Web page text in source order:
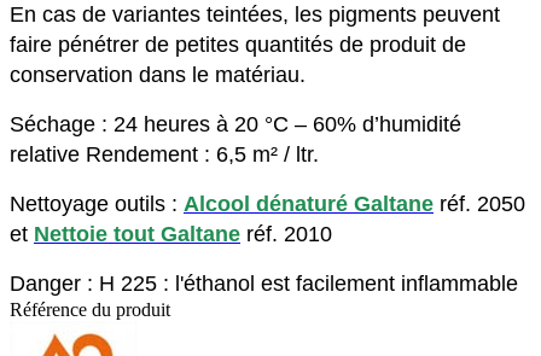
En cas de variantes teintées, les pigments peuvent
faire pénétrer de petites quantités de produit de
conservation dans le matériau.
Séchage : 24 heures à 20 °C – 60% d’humidité
relative Rendement : 6,5 m² / ltr.
Nettoyage outils : Alcool dénaturé Galtane réf. 2050
et Nettoie tout Galtane réf. 2010
Danger : H 225 : l'éthanol est facilement inflammable
Référence du produit